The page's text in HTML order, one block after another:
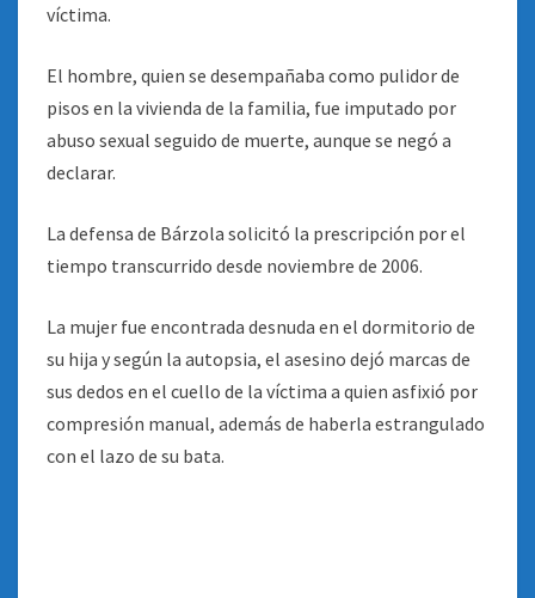
víctima.
El hombre, quien se desempañaba como pulidor de
pisos en la vivienda de la familia, fue imputado por
abuso sexual seguido de muerte, aunque se negó a
declarar.
La defensa de Bárzola solicitó la prescripción por el
tiempo transcurrido desde noviembre de 2006.
La mujer fue encontrada desnuda en el dormitorio de
su hija y según la autopsia, el asesino dejó marcas de
sus dedos en el cuello de la víctima a quien asfixió por
compresión manual, además de haberla estrangulado
con el lazo de su bata.